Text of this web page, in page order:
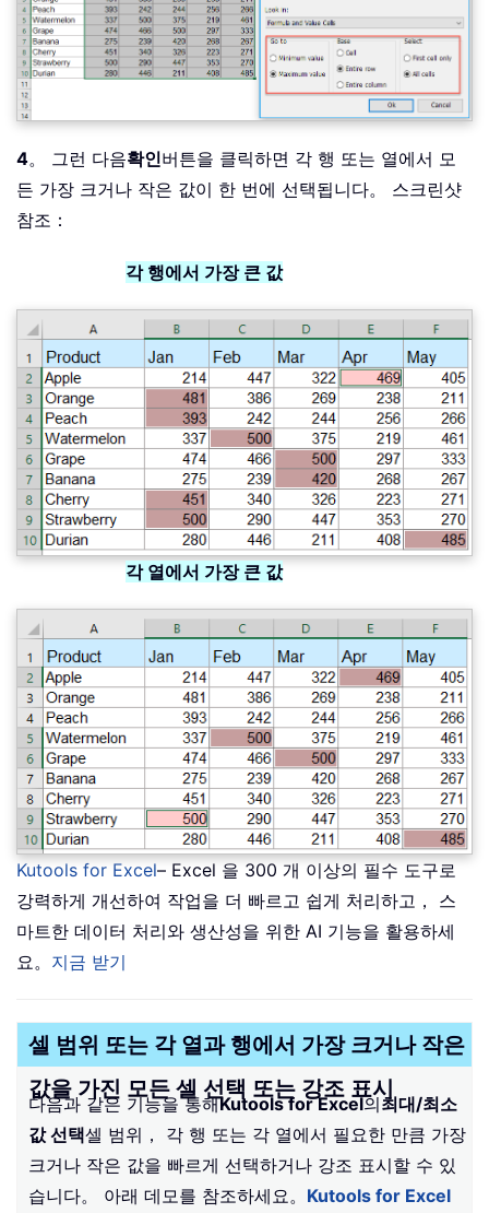
4。 그런 다음확인버튼을 클릭하면 각 행 또는 열에서 모
든 가장 크거나 작은 값이 한 번에 선택됩니다。 스크린샷
참조：
각 행에서 가장 큰 값
각 열에서 가장 큰 값
Kutools for Excel– Excel 을 300 개 이상의 필수 도구로
강력하게 개선하여 작업을 더 빠르고 쉽게 처리하고， 스
마트한 데이터 처리와 생산성을 위한 AI 기능을 활용하세
요。 지금 받기
셀 범위 또는 각 열과 행에서 가장 크거나 작은
값을 가진 모든 셀 선택 또는 강조 표시
다음과 같은 기능을 통해Kutools for Excel의최대/최소
값 선택셀 범위， 각 행 또는 각 열에서 필요한 만큼 가장
크거나 작은 값을 빠르게 선택하거나 강조 표시할 수 있
습니다。 아래 데모를 참조하세요。 Kutools for Excel